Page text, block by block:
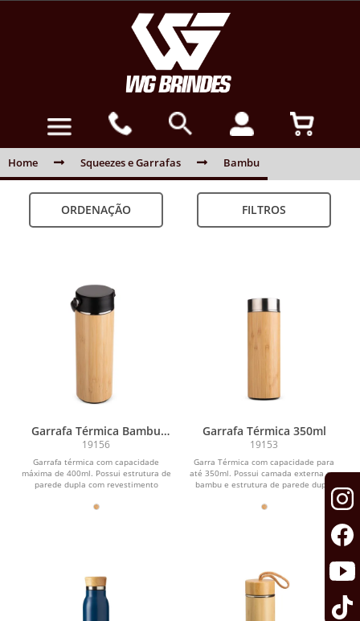
Home Squeezes e Garrafas Bambu
ORDENAÇÃO FILTROS
Garrafa Térmica Bambu
400ml
19156
Garrafa térmica com capacidade
máxima de 400ml. Possui estrutura de
parede dupla com revestimento
Garrafa Térmica 350ml
19153
Garra Térmica com capacidade para
até 350ml. Possui camada externa em
bambu e estrutura de parede dupla